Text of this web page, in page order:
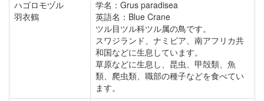
ハゴロモヅル
羽衣鶴
学名：Grus paradisea
英語名：Blue Crane
ツル目ツル科ツル属の鳥です。
スワジランド、ナミビア、南アフリカ共
和国などに生息しています。
草原などに生息し、昆虫、甲殻類、魚
類、爬虫類、職部の種子などを食べてい
ます。